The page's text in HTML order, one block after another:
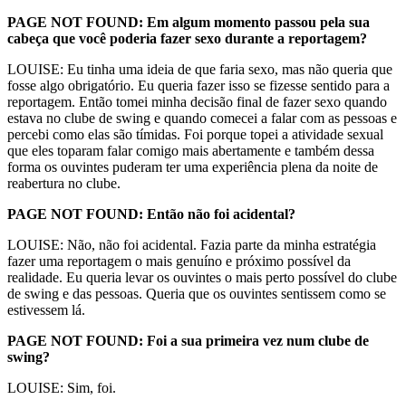
PAGE NOT FOUND: Em algum momento passou pela sua
cabeça que você poderia fazer sexo durante a reportagem?
LOUISE: Eu tinha uma ideia de que faria sexo, mas não queria que
fosse algo obrigatório. Eu queria fazer isso se fizesse sentido para a
reportagem. Então tomei minha decisão final de fazer sexo quando
estava no clube de swing e quando comecei a falar com as pessoas e
percebi como elas são tímidas. Foi porque topei a atividade sexual
que eles toparam falar comigo mais abertamente e também dessa
forma os ouvintes puderam ter uma experiência plena da noite de
reabertura no clube.
PAGE NOT FOUND: Então não foi acidental?
LOUISE: Não, não foi acidental. Fazia parte da minha estratégia
fazer uma reportagem o mais genuíno e próximo possível da
realidade. Eu queria levar os ouvintes o mais perto possível do clube
de swing e das pessoas. Queria que os ouvintes sentissem como se
estivessem lá.
PAGE NOT FOUND: Foi a sua primeira vez num clube de
swing?
LOUISE: Sim, foi.